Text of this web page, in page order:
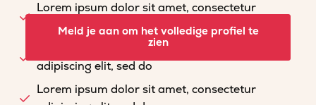
Lorem ipsum dolor sit amet, consectetur
adipiscing elit, sed do
Lorem ipsum dolor sit amet, consectetur
adipiscing elit, sed do
Lorem ipsum dolor sit amet, consectetur
Meld je aan om het volledige profiel te
zien